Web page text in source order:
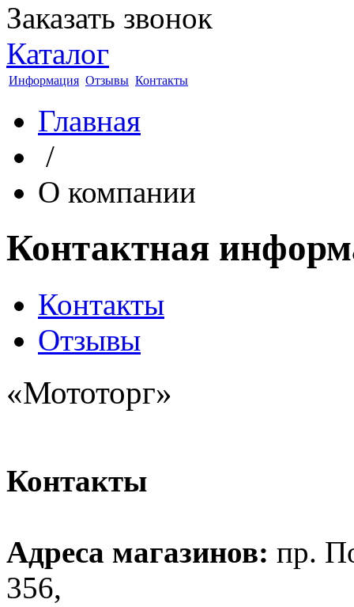
Заказать звонок
Каталог
Информация Отзывы Контакты
Главная
/
О компании
Контактная
Контакты
Отзывы
«Мототорг»
Контакты
Адреса магазинов: пр.
356,